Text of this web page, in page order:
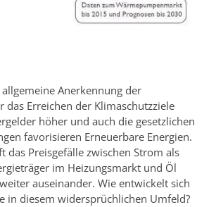
Anerkennung der
das Erreichen der Klimaschutzziele
höher und auch die gesetzlichen
favorisieren Erneuerbare Energien.
das Preisgefälle zwischen Strom als
im Heizungsmarkt und Öl
auseinander. Wie entwickelt sich
in diesem widersprüchlichen Umfeld?